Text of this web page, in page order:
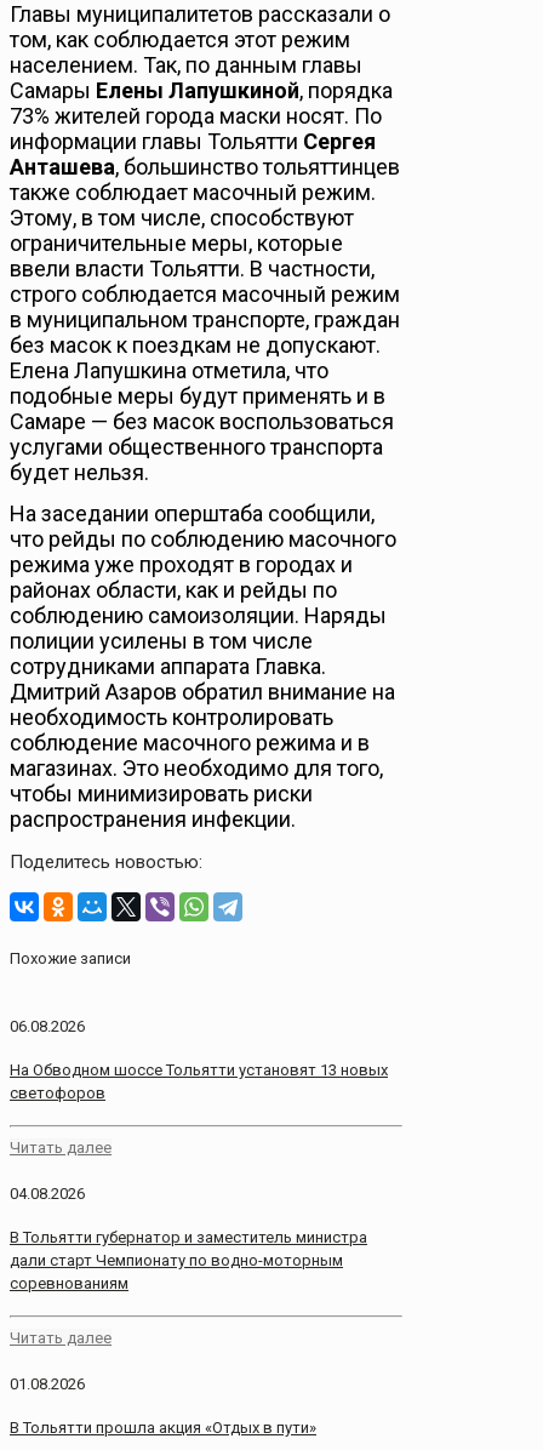
Главы муниципалитетов рассказали о
том, как соблюдается этот режим
населением. Так, по данным главы
Самары Елены Лапушкиной, порядка
73% жителей города маски носят. По
информации главы Тольятти Сергея
Анташева, большинство тольяттинцев
также соблюдает масочный режим.
Этому, в том числе, способствуют
ограничительные меры, которые
ввели власти Тольятти. В частности,
строго соблюдается масочный режим
в муниципальном транспорте, граждан
без масок к поездкам не допускают.
Елена Лапушкина отметила, что
подобные меры будут применять и в
Самаре — без масок воспользоваться
услугами общественного транспорта
будет нельзя.
На заседании оперштаба сообщили,
что рейды по соблюдению масочного
режима уже проходят в городах и
районах области, как и рейды по
соблюдению самоизоляции. Наряды
полиции усилены в том числе
сотрудниками аппарата Главка.
Дмитрий Азаров обратил внимание на
необходимость контролировать
соблюдение масочного режима и в
магазинах. Это необходимо для того,
чтобы минимизировать риски
распространения инфекции.
Поделитесь новостью:
Похожие записи
06.08.2026
На Обводном шоссе Тольятти установят 13 новых
светофоров
Читать далее
04.08.2026
В Тольятти губернатор и заместитель министра
дали старт Чемпионату по водно-моторным
соревнованиям
Читать далее
01.08.2026
В Тольятти прошла акция «Отдых в пути»